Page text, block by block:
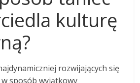
kulturę
rozwijających się
sposób wyjątkowy